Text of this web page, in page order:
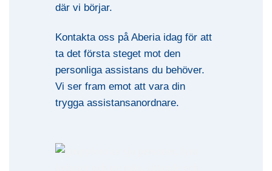
där vi börjar.
Kontakta oss på Aberia idag för att
ta det första steget mot den
personliga assistans du behöver.
Vi ser fram emot att vara din
trygga assistansanordnare.